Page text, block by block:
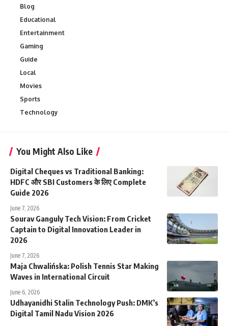
Blog
Educational
Entertainment
Gaming
Guide
Local
Movies
Sports
Technology
You Might Also Like
Digital Cheques vs Traditional Banking:
HDFC और SBI Customers के लिए Complete
Guide 2026
June 7, 2026
Sourav Ganguly Tech Vision: From Cricket
Captain to Digital Innovation Leader in
2026
June 7, 2026
Maja Chwalińska: Polish Tennis Star Making
Waves in International Circuit
June 6, 2026
Udhayanidhi Stalin Technology Push: DMK’s
Digital Tamil Nadu Vision 2026